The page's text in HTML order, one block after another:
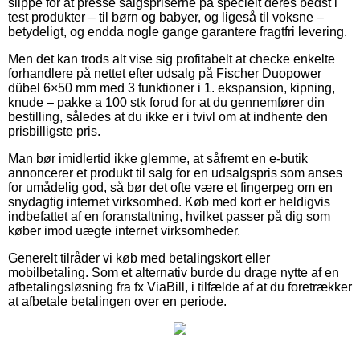
test produkter – til børn og babyer, og ligeså til voksne –
betydeligt, og endda nogle gange garantere fragtfri levering.
Men det kan trods alt vise sig profitabelt at checke enkelte
forhandlere på nettet efter udsalg på Fischer Duopower
dübel 6×50 mm med 3 funktioner i 1. ekspansion, kipning,
knude – pakke a 100 stk forud for at du gennemfører din
bestilling, således at du ikke er i tvivl om at indhente den
prisbilligste pris.
Man bør imidlertid ikke glemme, at såfremt en e-butik
annoncerer et produkt til salg for en udsalgspris som anses
for umådelig god, så bør det ofte være et fingerpeg om en
snydagtig internet virksomhed. Køb med kort er heldigvis
indbefattet af en foranstaltning, hvilket passer på dig som
køber imod uægte internet virksomheder.
Generelt tilråder vi køb med betalingskort eller
mobilbetaling. Som et alternativ burde du drage nytte af en
afbetalingsløsning fra fx ViaBill, i tilfælde af at du foretrækker
at afbetale betalingen over en periode.